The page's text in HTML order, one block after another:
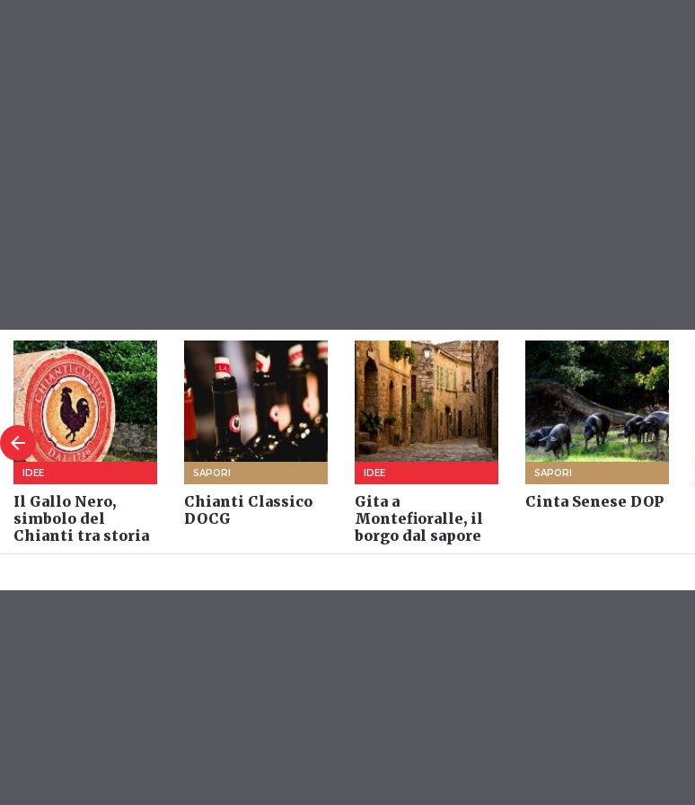
arrow_back
IDEE
Il Gallo Nero,
simbolo del
Chianti tra storia
e leggenda
SAPORI
Chianti Classico
DOCG
IDEE
Gita a
Montefioralle, il
borgo dal sapore
antico
SAPORI
Cinta Senese DOP